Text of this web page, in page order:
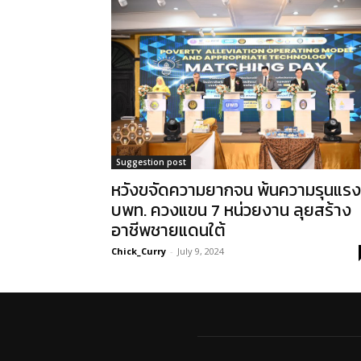
Suggestion post
หวังขจัดความยากจน พ้นความรุนแรง
บพท. ควงแขน 7 หน่วยงาน ลุยสร้าง
อาชีพชายแดนใต้
Chick_Curry - July 9, 2024